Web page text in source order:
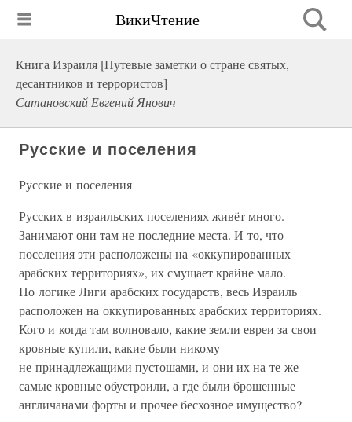
ВикиЧтение
Книга Израиля [Путевые заметки о стране святых,
десантников и террористов]
Сатановский Евгений Янович
Русские и поселения
Русские и поселения
Русских в израильских поселениях живёт много.
Занимают они там не последние места. И то, что
поселения эти расположены на «оккупированных
арабских территориях», их смущает крайне мало.
По логике Лиги арабских государств, весь Израиль
расположен на оккупированных арабских территориях.
Кого и когда там волновало, какие земли евреи за свои
кровные купили, какие были никому
не принадлежащими пустошами, и они их на те же
самые кровные обустроили, а где были брошенные
англичанами форты и прочее бесхозное имущество?